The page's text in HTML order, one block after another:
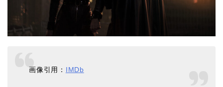
画像引用： IMDb